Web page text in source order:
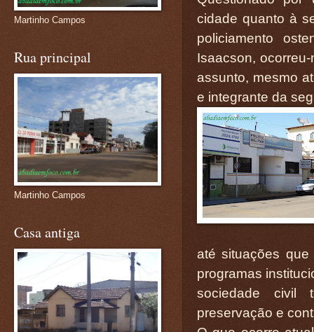
cidade quanto à
policiamento
Isaacson,
assunto, mesmo
e integrante da
até situações
programas
sociedade civil
preservação e
Martinho Campos
Rua principal
Martinho Campos
Casa antiga